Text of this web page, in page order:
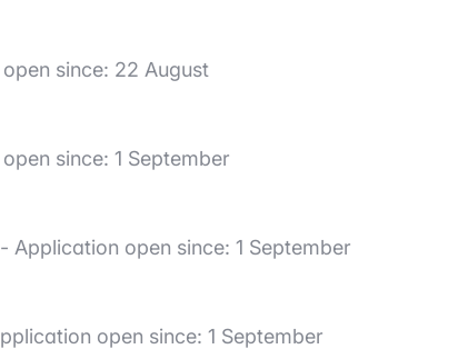
since: 22 August
since: 1 September
Application open since: 1 September
open since: 1 September